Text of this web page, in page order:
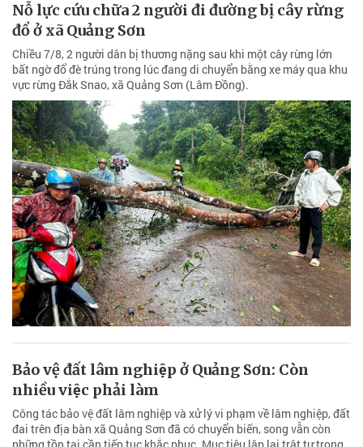
Nỗ lực cứu chữa 2 người đi đường bị cây rừng
đổ ở xã Quảng Sơn
Chiều 7/8, 2 người dân bị thương nặng sau khi một cây rừng lớn
bất ngờ đổ đè trúng trong lúc đang di chuyển bằng xe máy qua khu
vực rừng Đắk Snao, xã Quảng Sơn (Lâm Đồng).
Bảo vệ đất lâm nghiệp ở Quảng Sơn: Còn
nhiều việc phải làm
Công tác bảo vệ đất lâm nghiệp và xử lý vi phạm về lâm nghiệp, đất
đai trên địa bàn xã Quảng Sơn đã có chuyển biến, song vẫn còn